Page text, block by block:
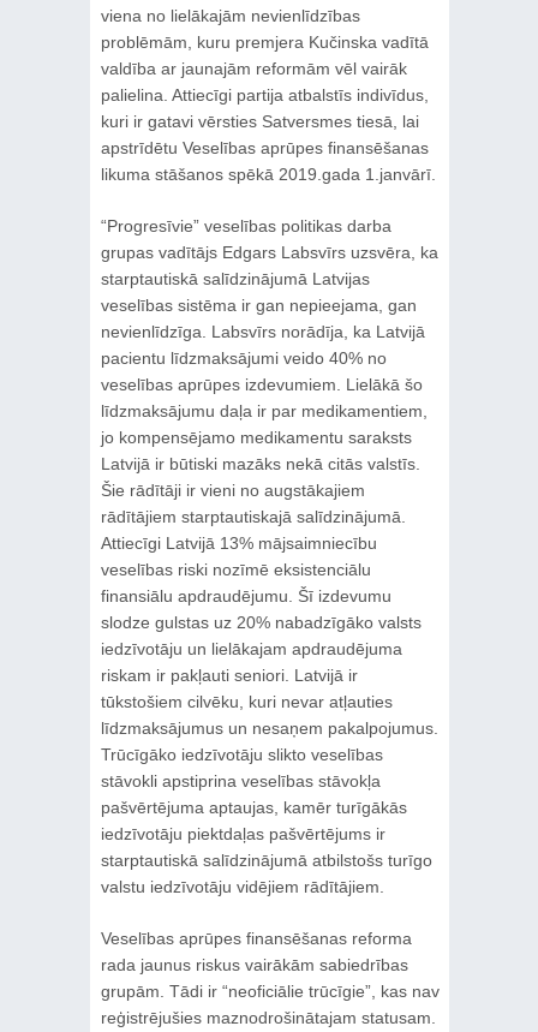
viena no lielākajām nevienlīdzības
problēmām, kuru premjera Kučinska vadītā
valdība ar jaunajām reformām vēl vairāk
palielina. Attiecīgi partija atbalstīs indivīdus,
kuri ir gatavi vērsties Satversmes tiesā, lai
apstrīdētu Veselības aprūpes finansēšanas
likuma stāšanos spēkā 2019.gada 1.janvārī.
“Progresīvie” veselības politikas darba
grupas vadītājs Edgars Labsvīrs uzsvēra, ka
starptautiskā salīdzinājumā Latvijas
veselības sistēma ir gan nepieejama, gan
nevienlīdzīga. Labsvīrs norādīja, ka Latvijā
pacientu līdzmaksājumi veido 40% no
veselības aprūpes izdevumiem. Lielākā šo
līdzmaksājumu daļa ir par medikamentiem,
jo kompensējamo medikamentu saraksts
Latvijā ir būtiski mazāks nekā citās valstīs.
Šie rādītāji ir vieni no augstākajiem
rādītājiem starptautiskajā salīdzinājumā.
Attiecīgi Latvijā 13% mājsaimniecību
veselības riski nozīmē eksistenciālu
finansiālu apdraudējumu. Šī izdevumu
slodze gulstas uz 20% nabadzīgāko valsts
iedzīvotāju un lielākajam apdraudējuma
riskam ir pakļauti seniori. Latvijā ir
tūkstošiem cilvēku, kuri nevar atļauties
līdzmaksājumus un nesaņem pakalpojumus.
Trūcīgāko iedzīvotāju slikto veselības
stāvokli apstiprina veselības stāvokļa
pašvērtējuma aptaujas, kamēr turīgākās
iedzīvotāju piektdaļas pašvērtējums ir
starptautiskā salīdzinājumā atbilstošs turīgo
valstu iedzīvotāju vidējiem rādītājiem.
Veselības aprūpes finansēšanas reforma
rada jaunus riskus vairākām sabiedrības
grupām. Tādi ir “neoficiālie trūcīgie”, kas nav
reģistrējušies maznodrošinātajam statusam.